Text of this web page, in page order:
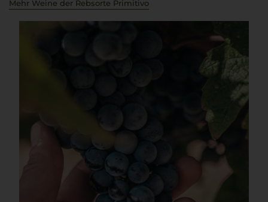
Mehr Weine der Rebsorte Primitivo